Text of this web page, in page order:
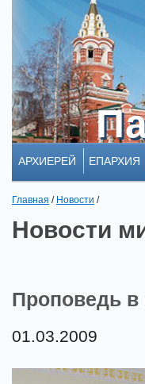
АРХИЕРЕЙ ЕПАРХИЯ
Главная / Новости /
Новости
Проповедь в
01.03.2009